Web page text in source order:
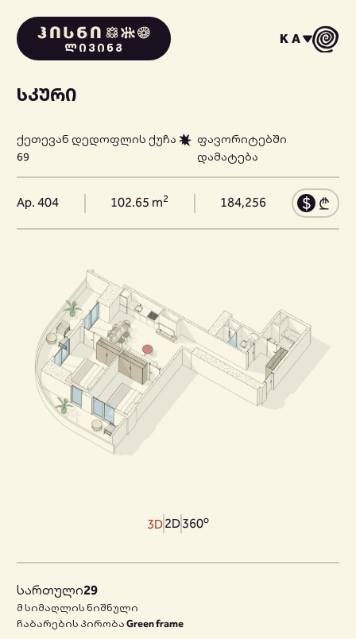
ᲚᲘᲕᲘᲜᲒ
KA
ᲡᲙᲣᲠᲘ
ქეთევან დედოფლის ქუჩა
69
ფავორიტებში
დამატება
სართული29
მ სიმაღლის ნიშნული
ჩაბარების პირობა Green frame
Ap. 404 102.65 m2 184,256
3D2D360o